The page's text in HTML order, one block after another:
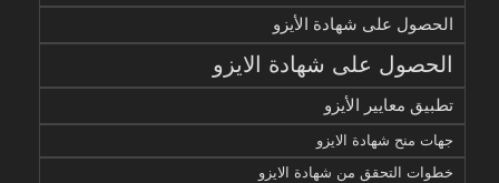
الحصول على شهادة الأيزو
الحصول على شهادة الايزو
تطبيق معايير الأيزو
جهات منح شهادة الايزو
خطوات التحقق من شهادة الايزو